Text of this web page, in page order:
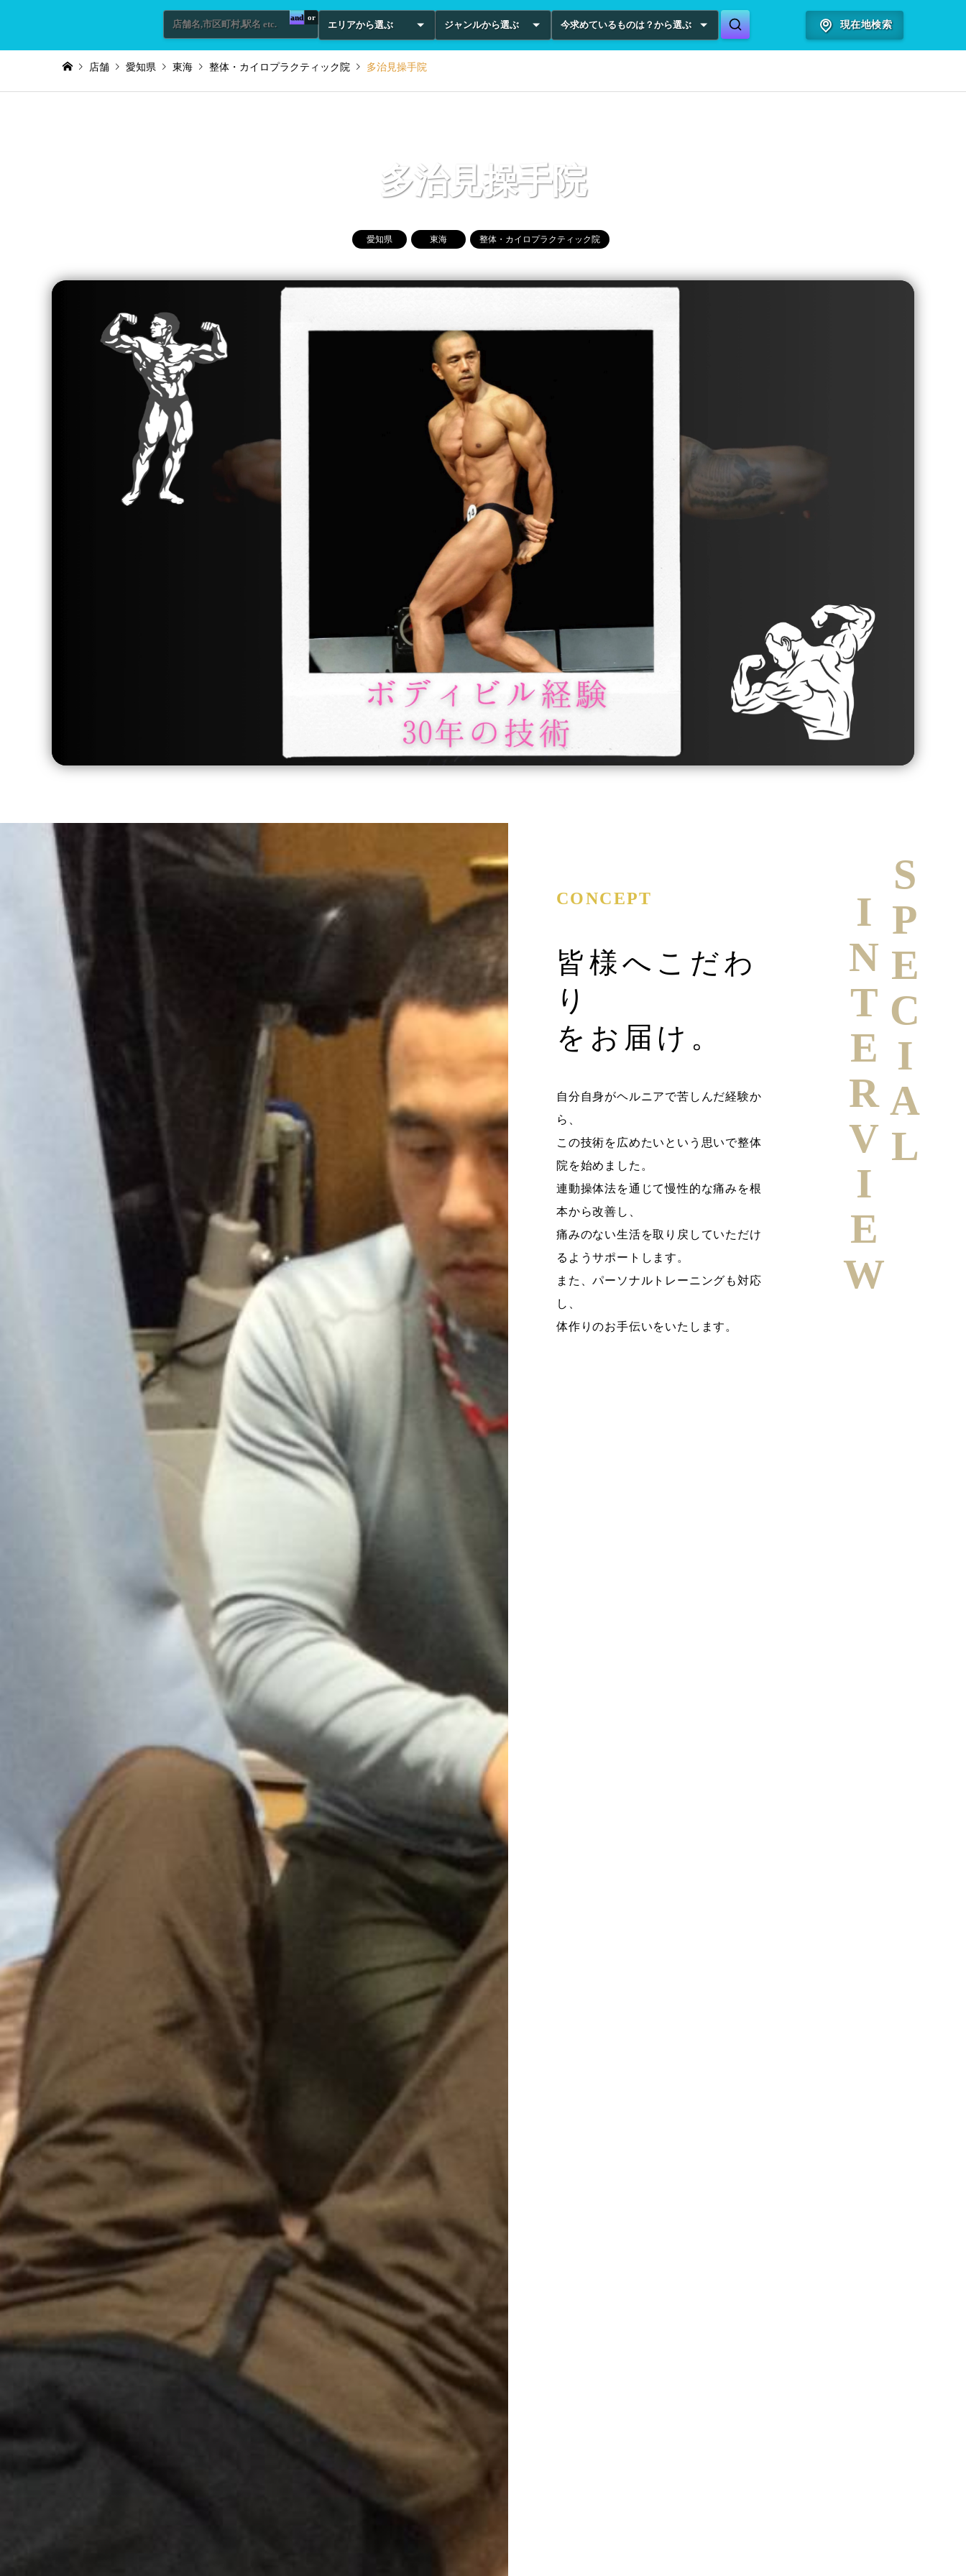
and or
エリアから選ぶ ジャンルから選ぶ 今求めているものは？から選ぶ 現在地検索
店舗 愛知県 東海 整体・カイロプラクティック院 多治見操手院
多治見操手院
愛知県 東海 整体・カイロプラクティック院
CONCEPT
皆様へこだわ
り
をお届け。
自分自身がヘルニアで苦しんだ経験か
ら、
この技術を広めたいという思いで整体
院を始めました。
連動操体法を通じて慢性的な痛みを根
本から改善し、
痛みのない生活を取り戻していただけ
るようサポートします。
また、パーソナルトレーニングも対応
し、
体作りのお手伝いをいたします。
SPECIAL
INTERVIEW